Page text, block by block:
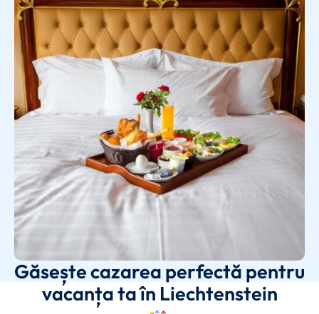
Găsește cazarea perfectă pentru
vacanța ta în Liechtenstein